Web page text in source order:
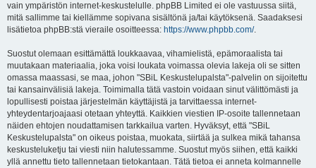
vain ympäristön internet-keskustelulle. phpBB Limited ei ole vastuussa siitä,
mitä sallimme tai kiellämme sopivana sisältönä ja/tai käytöksenä. Saadaksesi
lisätietoa phpBB:stä vieraile osoitteessa: https://www.phpbb.com/.
Suostut olemaan esittämättä loukkaavaa, vihamielistä, epämoraalista tai
muutakaan materiaalia, joka voisi loukata voimassa olevia lakeja oli se sitten
omassa maassasi, se maa, johon "SBiL Keskustelupalsta"-palvelin on sijoitettu
tai kansainvälisiä lakeja. Toimimalla tätä vastoin voidaan sinut välittömästi ja
lopullisesti poistaa järjestelmän käyttäjistä ja tarvittaessa internet-
yhteydentarjoajaasi otetaan yhteyttä. Kaikkien viestien IP-osoite tallennetaan
näiden ehtojen noudattamisen tarkkailua varten. Hyväksyt, että "SBiL
Keskustelupalsta" on oikeus poistaa, muokata, siirtää ja sulkea mikä tahansa
keskusteluketju tai viesti niin halutessamme. Suostut myös siihen, että kaikki
yllä annettu tieto tallennetaan tietokantaan. Tätä tietoa ei anneta kolmannelle